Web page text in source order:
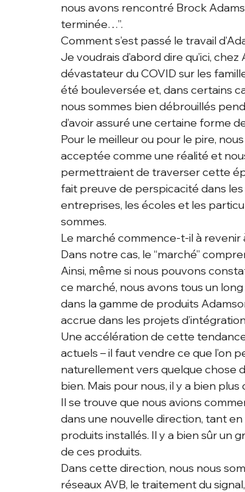
nous avons rencontré Brock
terminée…”.
Comment s’est passé le travail
Je voudrais d’abord dire qu’ici,
dévastateur du COVID sur les
été bouleversée et, dans certains
nous sommes bien débrouillés
d’avoir assuré une certaine forme
Pour le meilleur ou pour le pire,
acceptée comme une réalité et
permettraient de traverser cette
fait preuve de perspicacité dans les
entreprises, les écoles et les
sommes.
Le marché commence-t-il à
Dans notre cas, le “marché”
Ainsi, même si nous pouvons
ce marché, nous avons tous un
dans la gamme de produits
accrue dans les projets
Une accélération de cette
actuels – il faut vendre ce que l’on
naturellement vers quelque chose
bien. Mais pour nous, il y a bien
Il se trouve que nous avions
dans une nouvelle direction, tant
produits installés. Il y a bien sûr un
de ces produits.
Dans cette direction, nous nous
réseaux AVB, le traitement du